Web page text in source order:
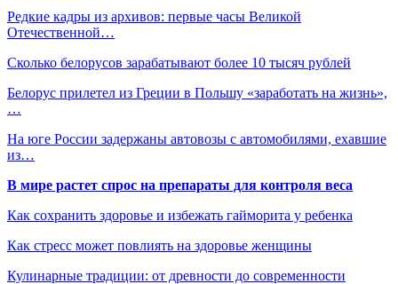
Редкие кадры из архивов: первые часы Великой
Отечественной…
Сколько белорусов зарабатывают более 10 тысяч рублей
Белорус прилетел из Греции в Польшу «заработать на жизнь»,
…
На юге России задержаны автовозы с автомобилями, ехавшие
из…
В мире растет спрос на препараты для контроля веса
Как сохранить здоровье и избежать гайморита у ребенка
Как стресс может повлиять на здоровье женщины
Кулинарные традиции: от древности до современности